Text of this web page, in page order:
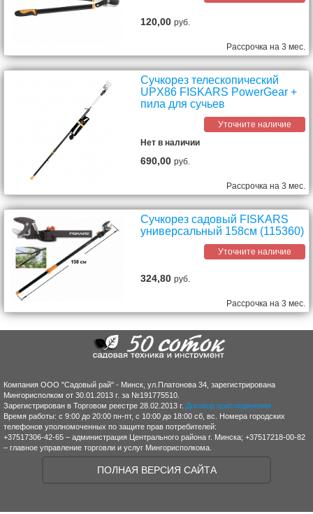
120,00руб.
Рассрочка на 3 мес.
Сучкорез телескопический
UPX86 FISKARS PowerGear +
пила для сучьев
Уточните наличие
Нет в наличии
690,00руб.
Рассрочка на 3 мес.
Сучкорез садовый FISKARS
универсальный 158см (115360)
Уточните наличие
324,80руб.
Рассрочка на 3 мес.
Компания ООО "Садовый рай" - Минск, ул.Платонова 34, зарегистрирована
Мингорисполком от 30.01.2013 г. за №191775510.
Зарегистрирован в Торговом реестре 28.02.2013 г. Договор присоединения
Время работы: с 9:00 до 20:00 пн-пт, с 10:00 до 18:00 сб, вс. Номера городских
телефонов уполномоченных по защите прав потребителей:
+37517306-42-65 – администрация Центрального района г. Минска; +37517218-00-82
– главное управление торговли и услуг Мингорисполкома.
ПОЛНАЯ ВЕРСИЯ САЙТА